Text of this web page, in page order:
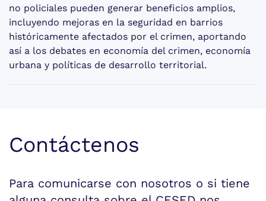
no policiales pueden generar beneficios amplios,
incluyendo mejoras en la seguridad en barrios
históricamente afectados por el crimen, aportando
así a los debates en economía del crimen, economía
urbana y políticas de desarrollo territorial.
Contáctenos
Para comunicarse con nosotros o si tiene